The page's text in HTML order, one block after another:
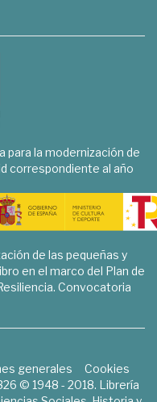
para la modernización de
correspondiente al año
de las pequeñas y
en el marco del Plan de
Convocatoria
generales
Cookies
© 1948 - 2018. Librería